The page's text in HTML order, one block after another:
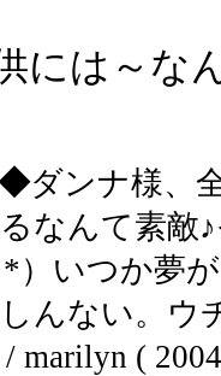
には～な
◆ダンナ様、
なんて素敵
）いつか夢
んない。ウ
marilyn (